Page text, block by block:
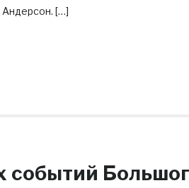
Андерсон. […]
событий